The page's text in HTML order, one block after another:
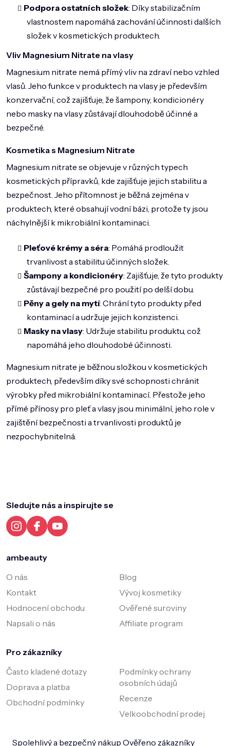
Podpora ostatních složek: Díky stabilizačním
vlastnostem napomáhá zachování účinnosti dalších
složek v kosmetických produktech.
Vliv Magnesium Nitrate na vlasy
Magnesium nitrate nemá přímý vliv na zdraví nebo vzhled
vlasů. Jeho funkce v produktech na vlasy je především
konzervační, což zajišťuje, že šampony, kondicionéry
nebo masky na vlasy zůstávají dlouhodobě účinné a
bezpečné.
Kosmetika s Magnesium Nitrate
Magnesium nitrate se objevuje v různých typech
kosmetických přípravků, kde zajišťuje jejich stabilitu a
bezpečnost. Jeho přítomnost je běžná zejména v
produktech, které obsahují vodní bázi, protože ty jsou
náchylnější k mikrobiální kontaminaci.
Pleťové krémy a séra: Pomáhá prodloužit
trvanlivost a stabilitu účinných složek.
Šampony a kondicionéry: Zajišťuje, že tyto produkty
zůstávají bezpečné pro použití po delší dobu.
Pěny a gely na mytí: Chrání tyto produkty před
kontaminací a udržuje jejich konzistenci.
Masky na vlasy: Udržuje stabilitu produktu, což
napomáhá jeho dlouhodobé účinnosti.
Magnesium nitrate je běžnou složkou v kosmetických
produktech, především díky své schopnosti chránit
výrobky před mikrobiální kontaminací. Přestože jeho
přímé přínosy pro pleť a vlasy jsou minimální, jeho role v
zajištění bezpečnosti a trvanlivosti produktů je
nezpochybnitelná.
Sledujte nás a inspirujte se
ambeauty
O nás
Kontakt
Hodnocení obchodu
Napsali o nás
Blog
Vývoj kosmetiky
Ověřené suroviny
Affiliate program
Pro zákazníky
Často kladené dotazy
Doprava a platba
Obchodní podmínky
Podmínky ochrany
osobních údajů
Recenze
Velkoobchodní prodej
Spolehlivý a bezpečný nákup Ověřeno zákazníky